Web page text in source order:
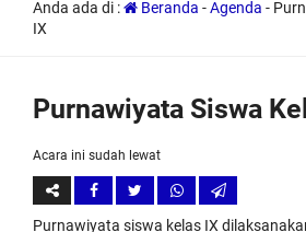
Anda ada di : Beranda -Agenda -
IX
Purnawiyata Siswa
Acara ini sudah lewat
Purnawiyata siswa kelas IX